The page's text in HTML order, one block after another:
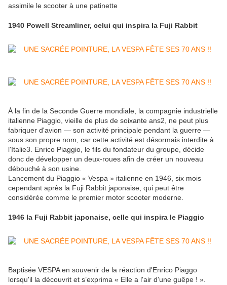
assimile le scooter à une patinette
1940 Powell Streamliner, celui qui inspira la Fuji Rabbit
À la fin de la Seconde Guerre mondiale, la compagnie industrielle
italienne Piaggio, vieille de plus de soixante ans2, ne peut plus
fabriquer d'avion — son activité principale pendant la guerre —
sous son propre nom, car cette activité est désormais interdite à
l'Italie3. Enrico Piaggio, le fils du fondateur du groupe, décide
donc de développer un deux-roues afin de créer un nouveau
débouché à son usine.
Lancement du Piaggio « Vespa » italienne en 1946, six mois
cependant après la Fuji Rabbit japonaise, qui peut être
considérée comme le premier motor scooter moderne.
1946 la Fuji Rabbit japonaise, celle qui inspira le Piaggio
Baptisée VESPA en souvenir de la réaction d'Enrico Piaggo
lorsqu'il la découvrit et s’exprima « Elle a l'air d'une guêpe ! ».